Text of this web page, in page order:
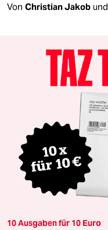
Von Christian Jakob und
10 Ausgaben für 10 Euro